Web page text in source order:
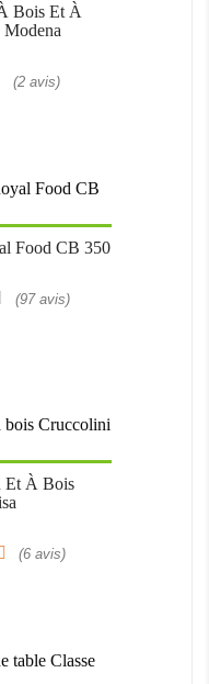
Bois Et À
(2 avis)
Food CB 350
(97 avis)
Et À Bois
(6 avis)